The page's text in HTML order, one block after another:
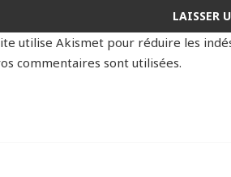
utilise Akismet pour réduire les
commentaires sont utilisées.